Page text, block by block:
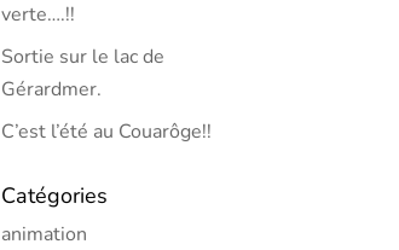
verte….!!
Sortie sur le lac de
Gérardmer.
C’est l’été au Couarôge!!
Catégories
animation